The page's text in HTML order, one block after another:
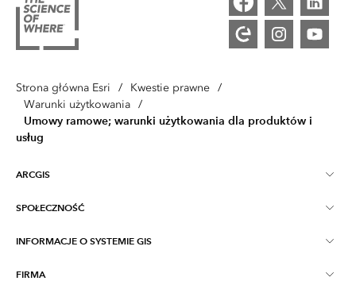
Strona główna Esri / Kwestie prawne /
Warunki użytkowania /
Umowy ramowe; warunki użytkowania dla produktów i
usług
ARCGIS
ArcGIS — przegląd
Tworzenie map
SPOŁECZNOŚĆ
Społeczność Esri
Blog ArcGIS
INFORMACJE O SYSTEMIE GIS
Co to jest GIS?
FIRMA